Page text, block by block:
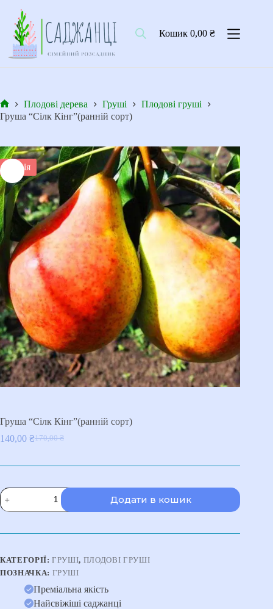
вмісту
Кошик0,00₴
Головна
Плодові дерева Груші
Плодові груші
Груша “Сілк Кінг”(ранній сорт)
Акція
Груша “Сілк Кінг”(ранній сорт)
170,00₴
Оригінальна
170,00 ₴.
140,00 ₴Поточна
140,00 ₴.
Груша
"Сілк
Кінг"
сорт)
Додати в кошик
КАТЕГОРІЇ:ГРУШІ, ПЛОДОВІ ГРУШІ
ПОЗНАЧКА: ГРУШІ
Преміальна якість
Найсвіжіші саджанці